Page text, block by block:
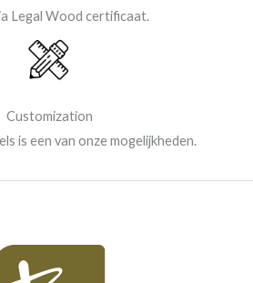
Legal Wood certificaat.
Customization
is een van onze mogelijkheden.